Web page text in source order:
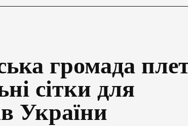
громада
сітки для
України